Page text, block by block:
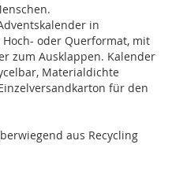
in
oder Querformat, mit
zum Ausklappen. Kalender
Materialdichte
für den
aus Recycling